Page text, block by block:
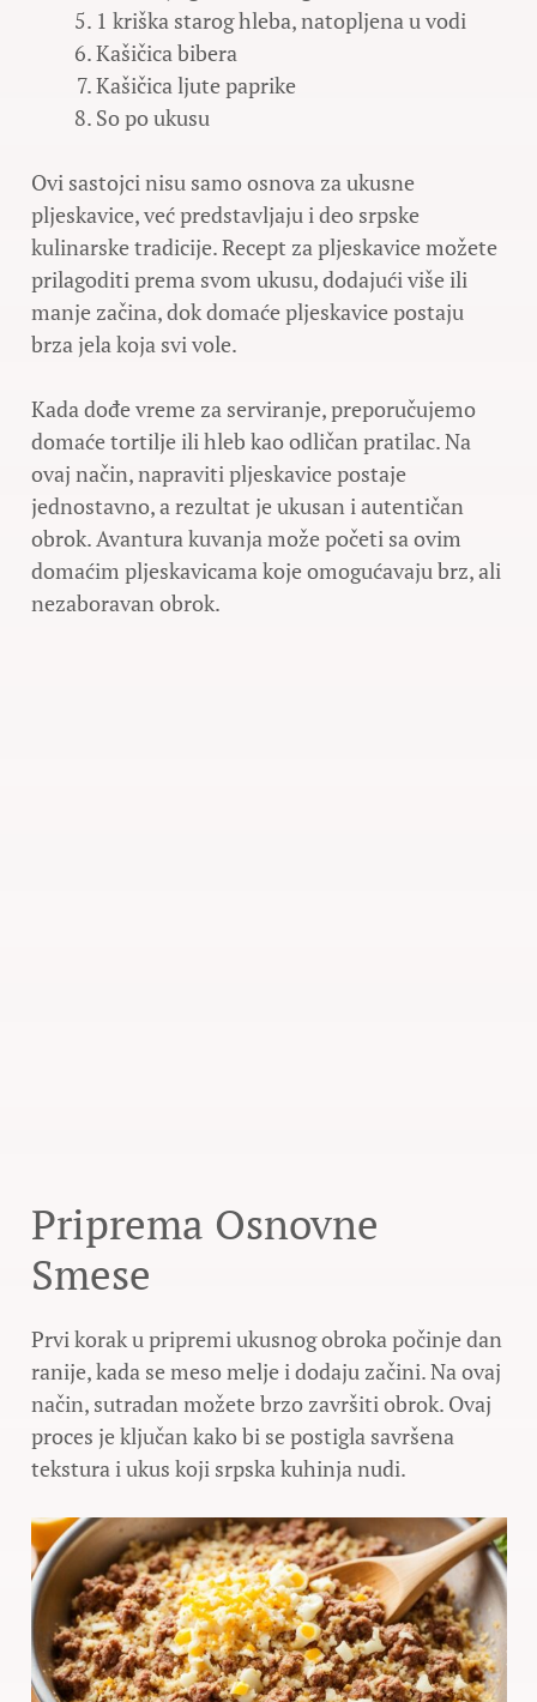
1 kriška starog hleba, natopljena u vodi
Kašičica bibera
Kašičica ljute paprike
So po ukusu
Ovi sastojci nisu samo osnova za ukusne
pljeskavice, već predstavljaju i deo srpske
kulinarske tradicije. Recept za pljeskavice možete
prilagoditi prema svom ukusu, dodajući više ili
manje začina, dok domaće pljeskavice postaju
brza jela koja svi vole.
Kada dođe vreme za serviranje, preporučujemo
domaće tortilje ili hleb kao odličan pratilac. Na
ovaj način, napraviti pljeskavice postaje
jednostavno, a rezultat je ukusan i autentičan
obrok. Avantura kuvanja može početi sa ovim
domaćim pljeskavicama koje omogućavaju brz, ali
nezaboravan obrok.
Priprema Osnovne
Smese
Prvi korak u pripremi ukusnog obroka počinje dan
ranije, kada se meso melje i dodaju začini. Na ovaj
način, sutradan možete brzo završiti obrok. Ovaj
proces je ključan kako bi se postigla savršena
tekstura i ukus koji srpska kuhinja nudi.